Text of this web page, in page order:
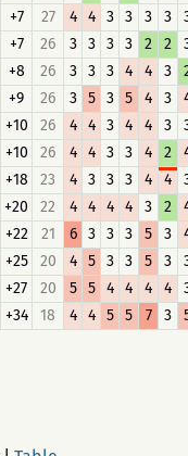
+7 27 4 4 3 3 3 3
+7 26 3 3 3 3 2 2
+8 26 3 3 3 4 4 3
+9 26 3 5 3 5 4 3
+10 26 4 4 3 4 4 3
+10 26 4 4 3 3 4 2
+18 23 4 3 3 3 4 4
+20 22 4 4 4 4 3 2
+22 21 6 3 3 3 5 3
+25 20 4 5 3 3 5 3
+27 20 5 5 4 4 4 4
+34 18 4 4 5 5 7 3